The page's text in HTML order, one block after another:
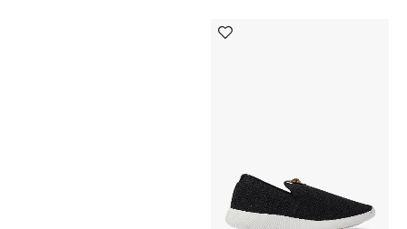
جميع الملابس النسائية